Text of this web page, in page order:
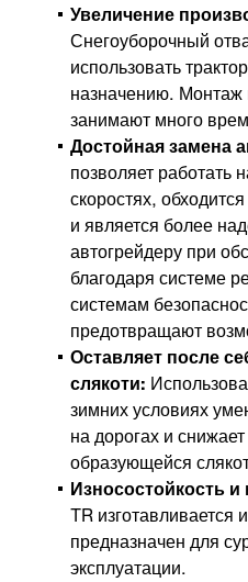
Увеличение
Снегоуборочный
использовать
назначению.
занимают много
Достойная замена
позволяет работать
скоростях,
и является более
автогрейдеру при
благодаря системе
системам
предотвращают
Оставляет после
слякоти:
зимних условиях
на дорогах и
образующейся
Износостойкость
TR изготавливается
предназначен для
эксплуатации.